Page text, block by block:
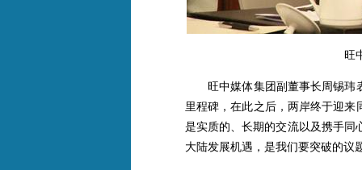
旺
旺中媒体集团副董事长周锡玮表
里程碑，在此之后，两岸终于迎来
是实质的、长期的交流以及携手同
大陆发展机遇，是我们要突破的议